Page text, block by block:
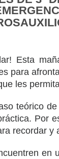
Esta
para
les
teórico
Por
recordar y
en